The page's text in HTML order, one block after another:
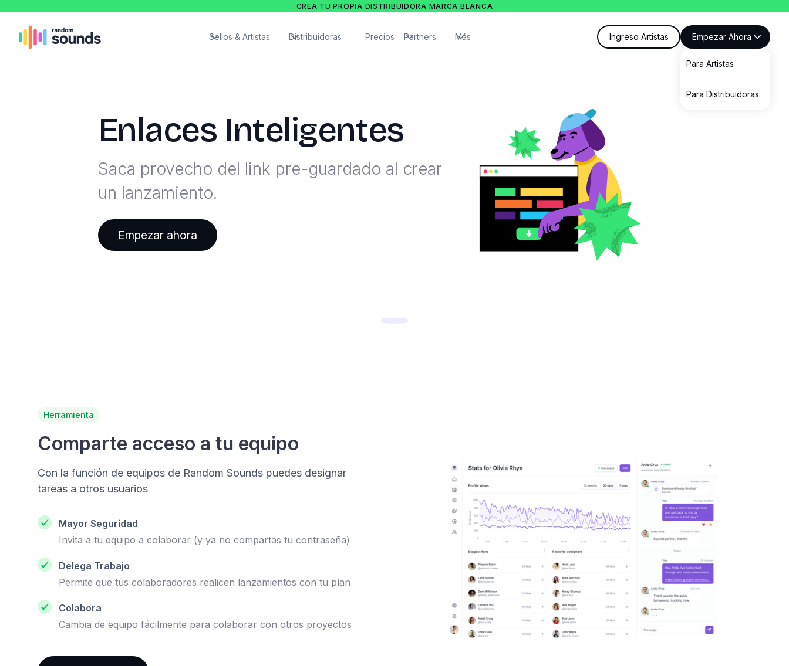
CREA TU PROPIA DISTRIBUIDORA MARCA BLANCA
Sellos & Artistas Distribuidoras Precios Partners Más Ingreso Artistas Empezar Ahora
Para Artistas
Para Distribuidoras
Enlaces Inteligentes
Saca provecho del link pre-guardado al crear
un lanzamiento.
Empezar ahora
Herramienta
Comparte acceso a tu equipo
Con la función de equipos de Random Sounds puedes designar
tareas a otros usuarios
Mayor Seguridad
Invita a tu equipo a colaborar (y ya no compartas tu contraseña)
Delega Trabajo
Permite que tus colaboradores realicen lanzamientos con tu plan
Colabora
Cambia de equipo fácilmente para colaborar con otros proyectos